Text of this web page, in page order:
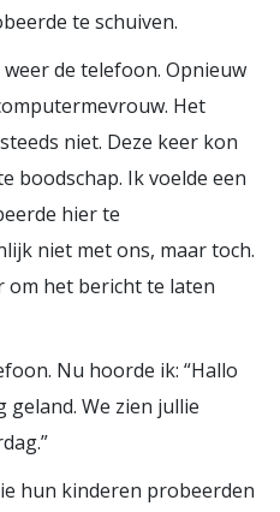
te schuiven.
de telefoon. Opnieuw
Het
niet. Deze keer kon
boodschap. Ik voelde een
hier te
niet met ons, maar toch.
om het bericht te laten
Nu hoorde ik: “Hallo
geland. We zien jullie
hun kinderen probeerden